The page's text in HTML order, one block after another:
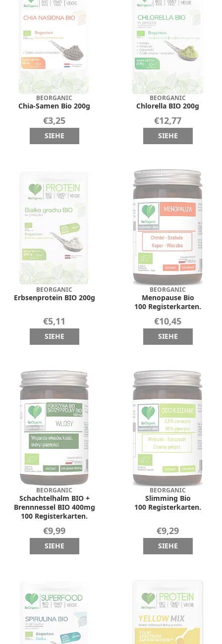
BEORGANIC
Chia-Samen Bio 200g
€3,25
SIEHE
BEORGANIC
Chlorella BIO 200g
€12,77
SIEHE
BEORGANIC
Erbsenprotein BIO 200g
€5,11
SIEHE
BEORGANIC
Menopause Bio
100 Registerkarten.
€10,45
SIEHE
BEORGANIC
Schachtelhalm BIO +
Brennnessel BIO 400mg
100 Registerkarten.
€9,99
SIEHE
BEORGANIC
Slimming Bio
100 Registerkarten.
€9,29
SIEHE